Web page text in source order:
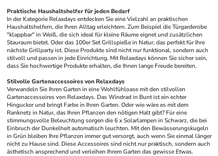
Praktische Haushaltshelfer für jeden Bedarf
In der Kategorie Relaxdays entdecken Sie eine Vielzahl an praktischen
Haushaltshelfern, die Ihren Alltag erleichtern. Zum Beispiel die Türgarderobe
"klappbar" in Weiß, die sich ideal für kleine Räume eignet und zusätzlichen
Stauraum bietet. Oder das 100er Set Grillspieße in Natur, das perfekt für Ihre
nächste Grillparty ist. Diese Produkte sind nicht nur funktional, sondern auch
stilvoll und passen in jede Einrichtung. Mit Relaxdays können Sie sicher sein,
dass Sie hochwertige Produkte erhalten, die Ihnen lange Freude bereiten.
Stilvolle Gartenaccessoires von Relaxdays
Verwandeln Sie Ihren Garten in eine Wohlfühloase mit den stilvollen
Gartenaccessoires von Relaxdays. Das Windrad in Bunt ist ein echter
Hingucker und bringt Farbe in Ihren Garten. Oder wie wäre es mit dem
Ranknetz in Natur, das Ihren Pflanzen den nötigen Halt gibt? Für eine
stimmungsvolle Beleuchtung sorgen die 6 x Solarlampen in Schwarz, die bei
Einbruch der Dunkelheit automatisch leuchten. Mit den Bewässerungskugeln
in Grün bleiben Ihre Pflanzen immer gut versorgt, auch wenn Sie einmal länger
nicht zu Hause sind. Diese Accessoires sind nicht nur praktisch, sondern auch
ästhetisch ansprechend und verleihen Ihrem Garten das gewisse Etwas.